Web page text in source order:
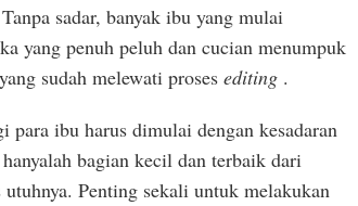
sadar, banyak ibu yang mulai
yang penuh peluh dan cucian menumpuk
sudah melewati proses editing.
para ibu harus dimulai dengan kesadaran
bagian kecil dan terbaik dari
Penting sekali untuk melakukan